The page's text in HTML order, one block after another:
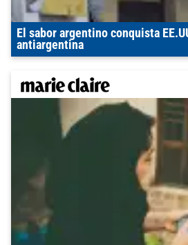
El sabor argentino conquista
antiargentina